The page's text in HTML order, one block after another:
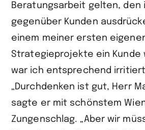
Beratungsarbeit gelten, den
gegenüber Kunden
einem meiner ersten
Strategieprojekte ein Kunde
war ich entsprechend
„Durchdenken ist gut, Herr
sagte er mit schönstem
Zungenschlag. „Aber wir